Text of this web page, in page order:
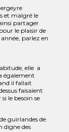
et malgré le
partager
le plaisir de
parlez en
elle a
également
il fallait
faisaient
le besoin se
guirlandes de
digne des